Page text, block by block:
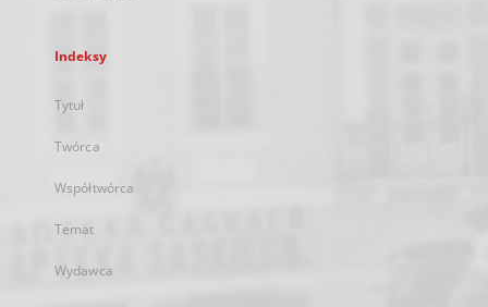
Indeksy
Tytuł
Twórca
Współtwórca
Temat
Wydawca